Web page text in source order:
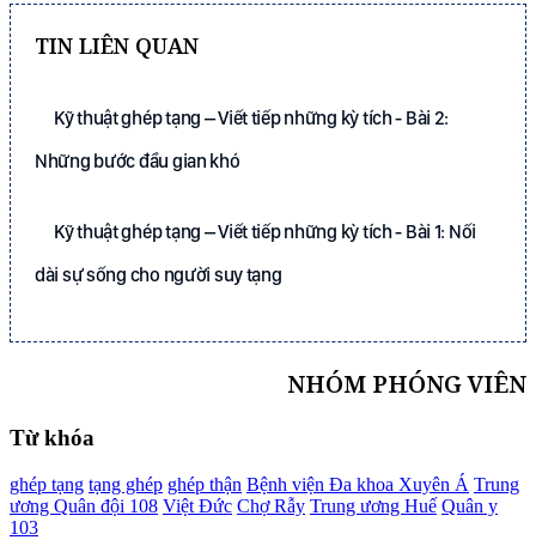
TIN LIÊN QUAN
Kỹ thuật ghép tạng – Viết tiếp những kỳ tích - Bài 2:
Những bước đầu gian khó
Kỹ thuật ghép tạng – Viết tiếp những kỳ tích - Bài 1: Nối
dài sự sống cho người suy tạng
NHÓM PHÓNG VIÊN
Từ khóa
ghép tạng tạng ghép ghép thận Bệnh viện Đa khoa Xuyên Á Trung
ương Quân đội 108 Việt Đức Chợ Rẫy Trung ương Huế Quân y
103